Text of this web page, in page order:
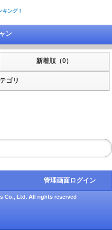
キング！
ン
新着順（0）
ゴリ
管理画面ログイン
Co., Ltd. All rights reserved